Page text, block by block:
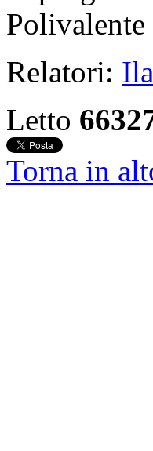
Polivalente
Relatori:
Letto
Torna in